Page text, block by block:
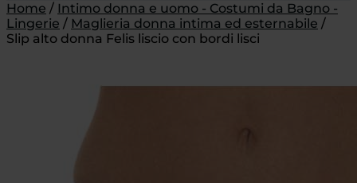
Home / Intimo donna e uomo - Costumi da Bagno -
Lingerie / Maglieria donna intima ed esternabile /
Slip alto donna Felis liscio con bordi lisci